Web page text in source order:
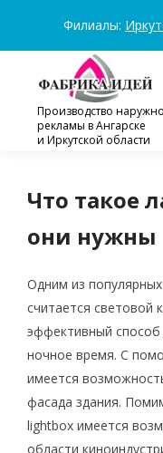
Производство
рекламы в Ангарске
и Иркутской области
Что такое
они нужны
Одним из
считается световой
эффективный способ
ночное время. С
имеется
фасада здания.
lightbox имеется
области
Филиалы: